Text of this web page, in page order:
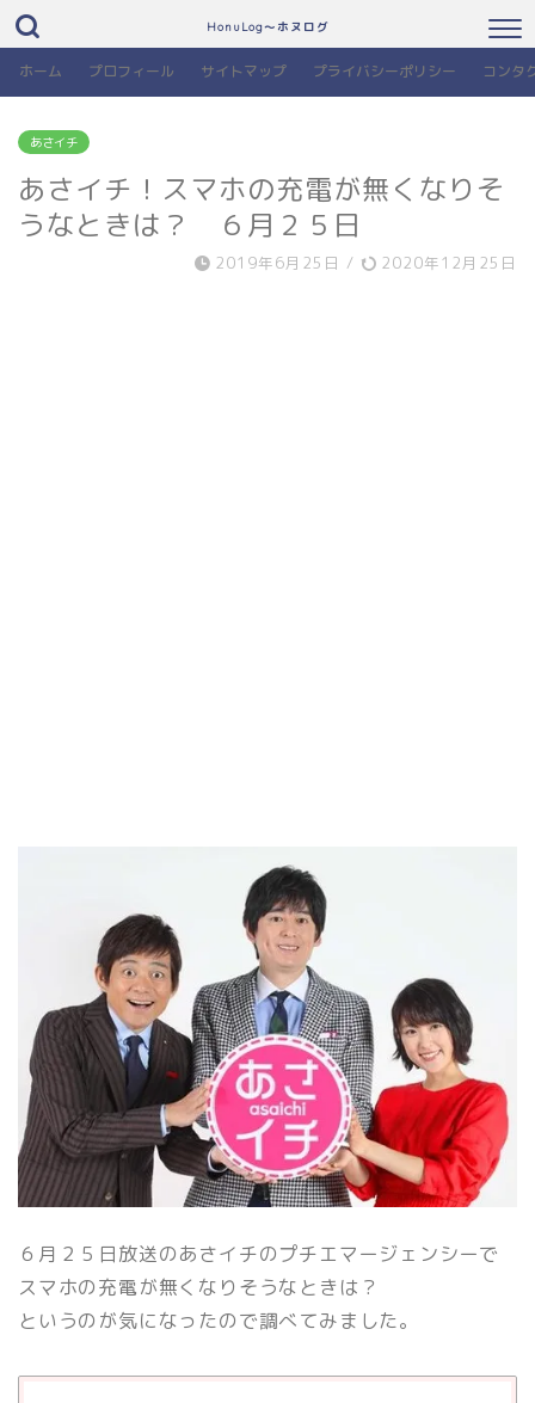
HonuLog～ホヌログ
ホーム プロフィール サイトマップ プライバシーポリシー コンタ
あさイチ
あさイチ！スマホの充電が無くなりそ
うなときは？ ６月２５日
2019年6月25日 / 2020年12月25日
６月２５日放送のあさイチのプチエマージェンシーで
スマホの充電が無くなりそうなときは？
というのが気になったので調べてみました。